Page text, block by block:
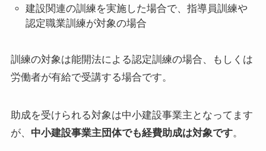
建設関連の訓練を実施した場合で、指導員訓練や
認定職業訓練が対象の場合
訓練の対象は能開法による認定訓練の場合、もしくは
労働者が有給で受講する場合です。
助成を受けられる対象は中小建設事業主となってます
が、 中小建設事業主団体でも経費助成は対象です。